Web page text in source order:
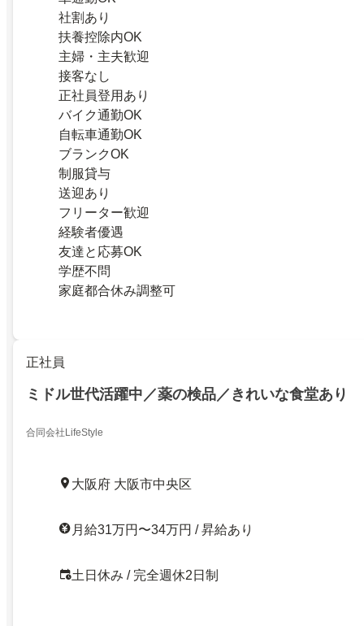
社割あり
扶養控除内OK
主婦・主夫歓迎
接客なし
正社員登用あり
バイク通勤OK
自転車通勤OK
ブランクOK
制服貸与
送迎あり
フリーター歓迎
経験者優遇
友達と応募OK
学歴不問
家庭都合休み調整可
正社員
ミドル世代活躍中／薬の検品／きれいな食堂あり
合同会社LifeStyle
大阪府 大阪市中央区
月給31万円〜34万円 / 昇給あり
土日休み / 完全週休2日制